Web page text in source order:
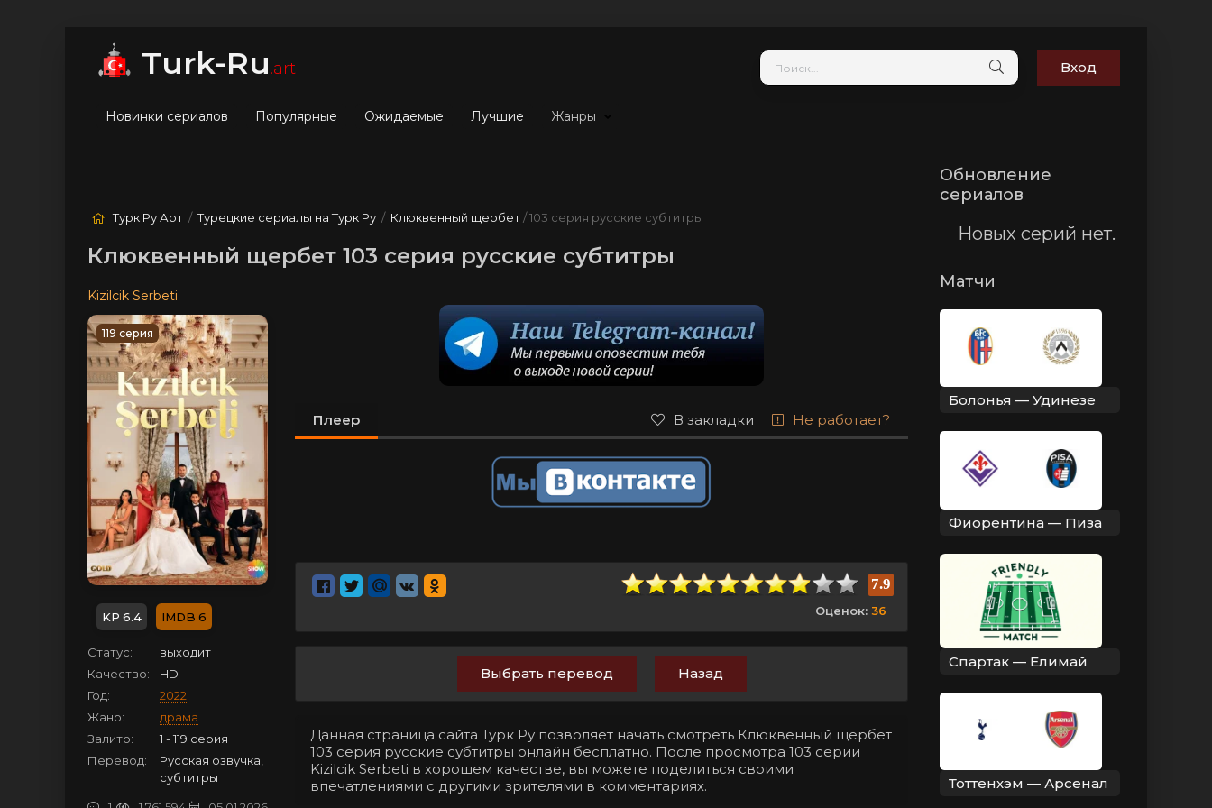
Turk-Ru.art Вход
Новинки сериалов Популярные Ожидаемые Лучшие Жанры
Турк Ру Арт /Турецкие сериалы на Турк Ру / Клюквенный щербет/ 103 серия русские субтитры
Клюквенный щербет 103 серия русские субтитры
Kizilcik Serbeti
119 серия
6.4 6
Статус:
выходит
Качество:
HD
Год:
2022
Жанр:
драма
Залито:
1 - 119 серия
Перевод:
Русская озвучка,
субтитры
Плеер В закладки Не работает?
7.9
Оценок: 36
Выбрать перевод Назад
Данная страница сайта Турк Ру позволяет начать смотреть Клюквенный щербет
103 серия русские субтитры онлайн бесплатно. После просмотра 103 серии
Kizilcik Serbeti в хорошем качестве, вы можете поделиться своими
впечатлениями с другими зрителями в комментариях.
Обновление
сериалов
Новых серий нет.
Матчи
Болонья — Удинезе
Фиорентина — Пиза
Спартак — Елимай
Тоттенхэм — Арсенал